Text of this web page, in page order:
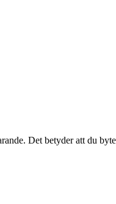
Det betyder att du